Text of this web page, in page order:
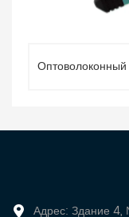
Адрес: Здание 4,